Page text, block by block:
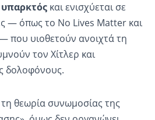
υπαρκτόςκαι ενισχύεται σε
— όπως το No Lives Matter και
που υιοθετούν ανοιχτά τη
τον Χίτλερ και
δολοφόνους.
θεωρία συνωμοσίας της